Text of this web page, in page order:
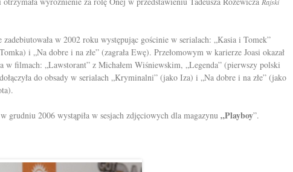
zadebiutowała w 2002 roku występując gościnie w serialach: „Kasia i Tomek”
i „Na dobre i na złe” (zagrała Ewę). Przełomowym w karierze Joasi okazał
w filmach: „Lawstorant” z Michałem Wiśniewskim, „Legenda” (pierwszy polski
do obsady w serialach „Kryminalni” (jako Iza) i „Na dobre i na złe” (jako
grudniu 2006 wystąpiła w sesjach zdjęciowych dla magazynu „Playboy”.